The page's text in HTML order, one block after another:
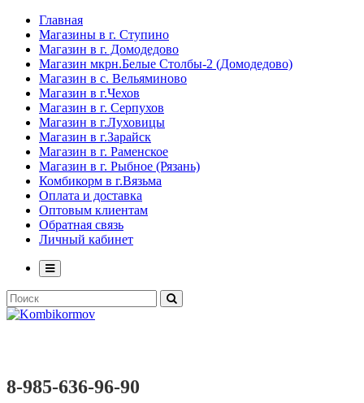
Главная
Магазины в г. Ступино
Магазин в г. Домодедово
Магазин мкрн.Белые Столбы-2 (Домодедово)
Магазин в с. Вельяминово
Магазин в г.Чехов
Магазин в г. Серпухов
Магазин в г.Луховицы
Магазин в г.Зарайск
Магазин в г. Раменское
Магазин в г. Рыбное (Рязань)
Комбикорм в г.Вязьма
Оплата и доставка
Оптовым клиентам
Обратная связь
Личный кабинет
8-985-636-96-90